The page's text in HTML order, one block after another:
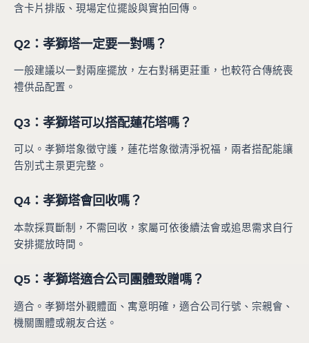
含卡片排版、現場定位擺設與實拍回傳。
Q2：孝獅塔一定要一對嗎？
一般建議以一對兩座擺放，左右對稱更莊重，也較符合傳統喪
禮供品配置。
Q3：孝獅塔可以搭配蓮花塔嗎？
可以。孝獅塔象徵守護，蓮花塔象徵清淨祝福，兩者搭配能讓
告別式主景更完整。
Q4：孝獅塔會回收嗎？
本款採買斷制，不需回收，家屬可依後續法會或追思需求自行
安排擺放時間。
Q5：孝獅塔適合公司團體致贈嗎？
適合。孝獅塔外觀體面、寓意明確，適合公司行號、宗親會、
機關團體或親友合送。